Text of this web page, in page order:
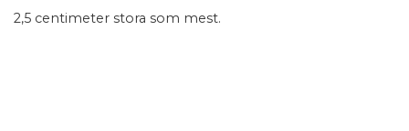
2,5 centimeter stora som mest.